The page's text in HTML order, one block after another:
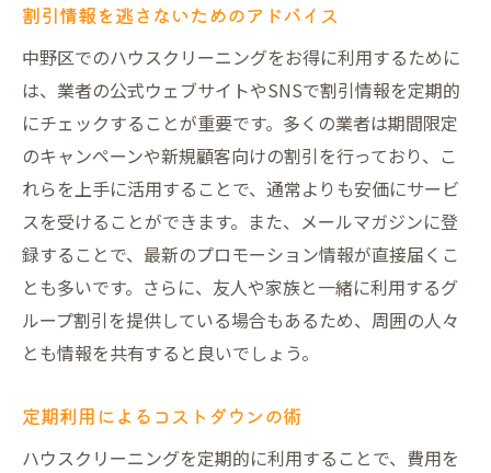
割引情報を逃さないためのアドバイス
中野区でのハウスクリーニングをお得に利用するために
は、業者の公式ウェブサイトやSNSで割引情報を定期的
にチェックすることが重要です。多くの業者は期間限定
のキャンペーンや新規顧客向けの割引を行っており、こ
れらを上手に活用することで、通常よりも安価にサービ
スを受けることができます。また、メールマガジンに登
録することで、最新のプロモーション情報が直接届くこ
とも多いです。さらに、友人や家族と一緒に利用するグ
ループ割引を提供している場合もあるため、周囲の人々
とも情報を共有すると良いでしょう。
定期利用によるコストダウンの術
ハウスクリーニングを定期的に利用することで、費用を